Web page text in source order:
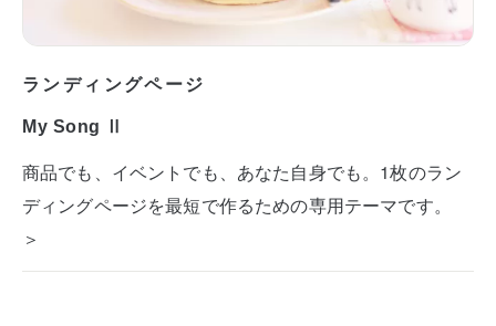
ランディングページ
My Song Ⅱ
商品でも、イベントでも、あなた自身でも。1枚のラン
ディングページを最短で作るための専用テーマです。
＞